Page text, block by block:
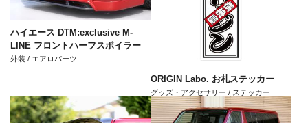
ハイエース DTM:exclusive M-
LINE フロントハーフスポイラー
外装 / エアロパーツ
ORIGIN Labo. お札ステッカー
グッズ・アクセサリー / ステッカー